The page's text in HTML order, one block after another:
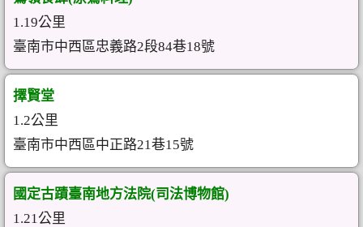
1.19公里
臺南市中西區忠義路2段84巷18號
擇賢堂
1.2公里
臺南市中西區中正路21巷15號
國定古蹟臺南地方法院(司法博物館)
1.21公里